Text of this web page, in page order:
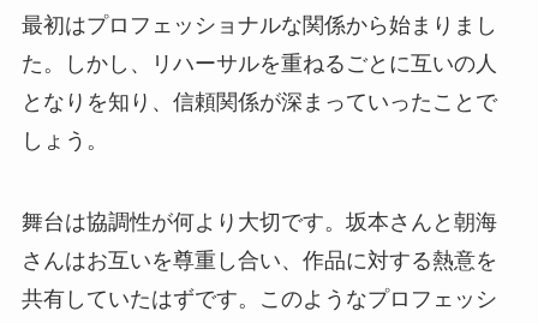
最初はプロフェッショナルな関係から始まりまし
た。しかし、リハーサルを重ねるごとに互いの人
となりを知り、信頼関係が深まっていったことで
しょう。
舞台は協調性が何より大切です。坂本さんと朝海
さんはお互いを尊重し合い、作品に対する熱意を
共有していたはずです。このようなプロフェッシ